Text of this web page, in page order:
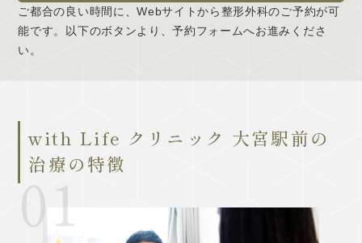
ご都合の良い時間に、Webサイトから整形外科のご予約が可
能です。以下のボタンより、予約フォームへお進みくださ
い。
with Life クリニック 大宮駅前の
治療の特徴
01